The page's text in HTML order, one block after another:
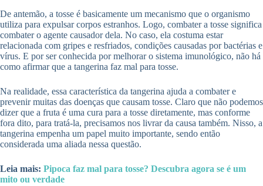
De antemão, a tosse é basicamente um mecanismo que o organismo
utiliza para expulsar corpos estranhos. Logo, combater a tosse significa
combater o agente causador dela. No caso, ela costuma estar
relacionada com gripes e resfriados, condições causadas por bactérias e
vírus. E por ser conhecida por melhorar o sistema imunológico, não há
como afirmar que a tangerina faz mal para tosse.
Na realidade, essa característica da tangerina ajuda a combater e
prevenir muitas das doenças que causam tosse. Claro que não podemos
dizer que a fruta é uma cura para a tosse diretamente, mas conforme
fora dito, para tratá-la, precisamos nos livrar da causa também. Nisso, a
tangerina empenha um papel muito importante, sendo então
considerada uma aliada nessa questão.
Leia mais: Pipoca faz mal para tosse? Descubra agora se é um
mito ou verdade